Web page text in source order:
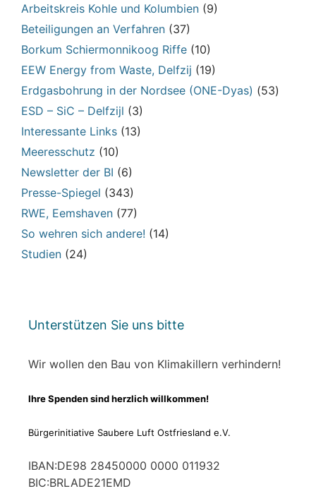
Arbeitskreis Kohle und Kolumbien (9)
Beteiligungen an Verfahren (37)
Borkum Schiermonnikoog Riffe (10)
EEW Energy from Waste, Delfzij (19)
Erdgasbohrung in der Nordsee (ONE-Dyas) (53)
ESD – SiC – Delfzijl (3)
Interessante Links (13)
Meeresschutz (10)
Newsletter der BI (6)
Presse-Spiegel (343)
RWE, Eemshaven (77)
So wehren sich andere! (14)
Studien (24)
Unterstützen Sie uns bitte
Wir wollen den Bau von Klimakillern verhindern!
Ihre Spenden sind herzlich willkommen!
Bürgerinitiative Saubere Luft Ostfriesland e.V.
IBAN:DE98 28450000 0000 011932
BIC:BRLADE21EMD